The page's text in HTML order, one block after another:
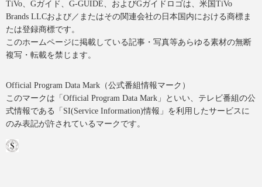
TiVo、Gガイド、G-GUIDE、およびGガイドロゴは、米国TiVo
Brands LLCおよび／またはその関連会社の日本国内における商標ま
たは登録商標です。
このホームページに掲載している記事・写真等あらゆる素材の無断
複写・転載を禁じます。
Official Program Data Mark（公式番組情報マーク）
このマークは「Official Program Data Mark」といい、テレビ番組の公
式情報である「SI(Service Information)情報」を利用したサービスに
のみ表記が許されているマークです。